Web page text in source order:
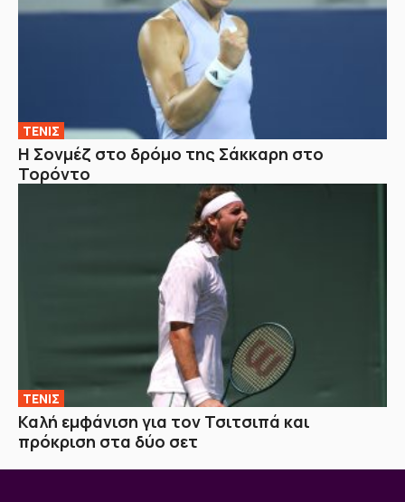
ΤΕΝΙΣ
Η Σονμέζ στο δρόμο της Σάκκαρη στο
Τορόντο
ΤΕΝΙΣ
Καλή εμφάνιση για τον Τσιτσιπά και
πρόκριση στα δύο σετ